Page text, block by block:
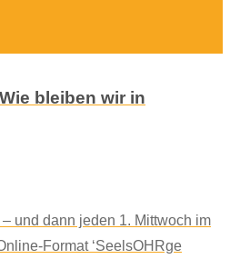
bleiben wir in
und dann jeden 1. Mittwoch im
Format ‘SeelsOHRge